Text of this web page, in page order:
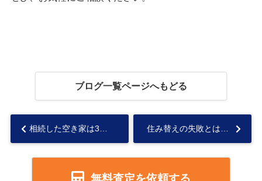
ブログ一覧ページへもどる
無料査定を依頼する